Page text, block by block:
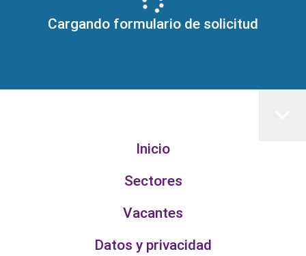
Cargando formulario de solicitud
Inicio
Sectores
Vacantes
Datos y privacidad